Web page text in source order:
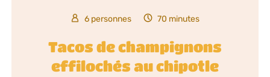
6 personnes 70 minutes
Tacos de champignons
effilochés au chipotle